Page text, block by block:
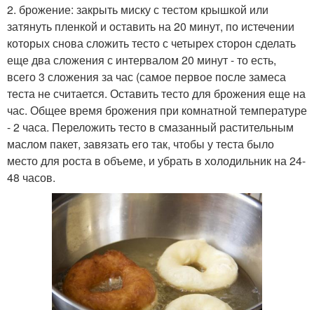
2. брожение: закрыть миску с тестом крышкой или
затянуть пленкой и оставить на 20 минут, по истечении
которых снова сложить тесто с четырех сторон сделать
еще два сложения с интервалом 20 минут - то есть,
всего 3 сложения за час (самое первое после замеса
теста не считается. Оставить тесто для брожения еще на
час. Общее время брожения при комнатной температуре
- 2 часа. Переложить тесто в смазанный растительным
маслом пакет, завязать его так, чтобы у теста было
место для роста в объеме, и убрать в холодильник на 24-
48 часов.